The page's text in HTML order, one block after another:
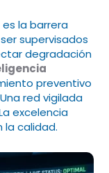
la barrera
supervisados
degradación
preventivo
red vigilada
excelencia
la calidad.